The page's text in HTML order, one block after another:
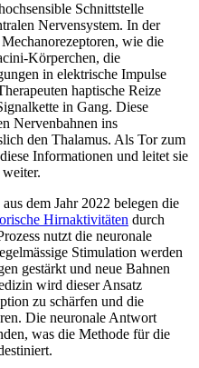
Schnittstelle
Nervensystem. In der
wie die
Körperchen, die
in elektrische Impulse
haptische Reize
in Gang. Diese
Nervenbahnen ins
den Thalamus. Als Tor zum
Informationen und leitet sie
dem Jahr 2022 belegen die
Hirnaktivitäten durch
nutzt die neuronale
Stimulation werden
gestärkt und neue Bahnen
wird dieser Ansatz
zu schärfen und die
Die neuronale Antwort
was die Methode für die